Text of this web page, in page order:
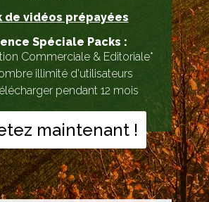
de vidéos prépayées
Spéciale Packs :
Commerciale & Editoriale*
illimité d'utilisateurs
pendant 12 mois
maintenant !